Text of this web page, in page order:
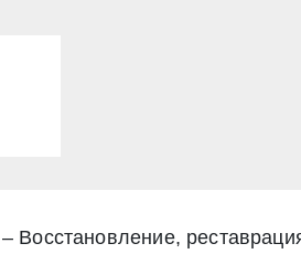
Восстановление,